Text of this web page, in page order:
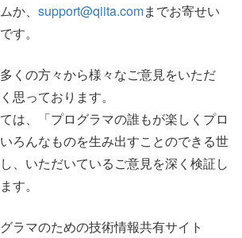
か、 support@qiita.comまでお寄せい
す。
くの方々から様々なご意見をいただ
思っております。
は、「プログラマの誰もが楽しくプロ
ろんなものを生み出すことのできる世
、いただいているご意見を深く検証し
す。
ラマのための技術情報共有サイト